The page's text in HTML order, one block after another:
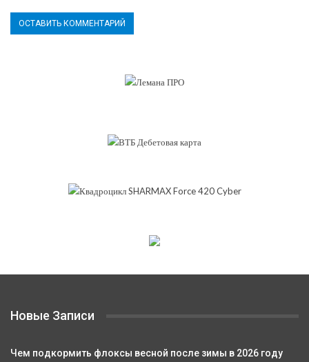
Новые Записи
Чем подкормить флоксы весной после зимы в 2026 году